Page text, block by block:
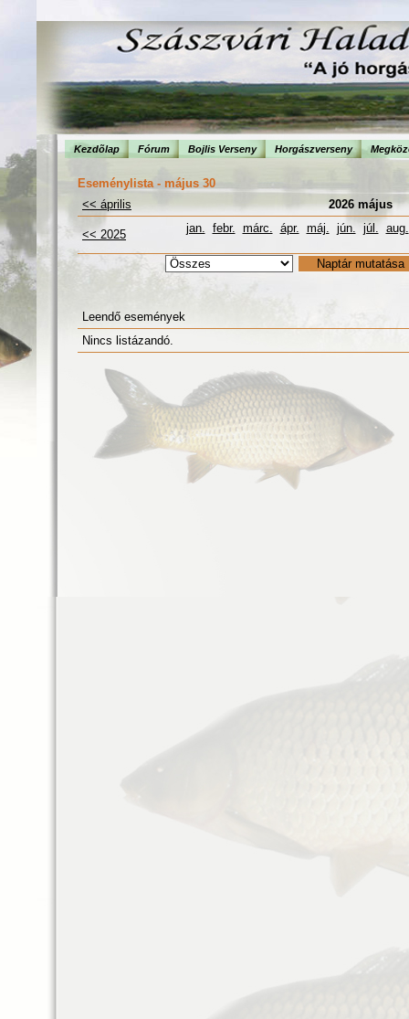
Kezdõlap Fórum Bojlis Verseny Horgászverseny
Eseménylista - május 30
<< április
2026 május
<< 2025 jan. febr. márc. ápr. máj. jún. júl. aug.
Leendő események
Nincs listázandó.